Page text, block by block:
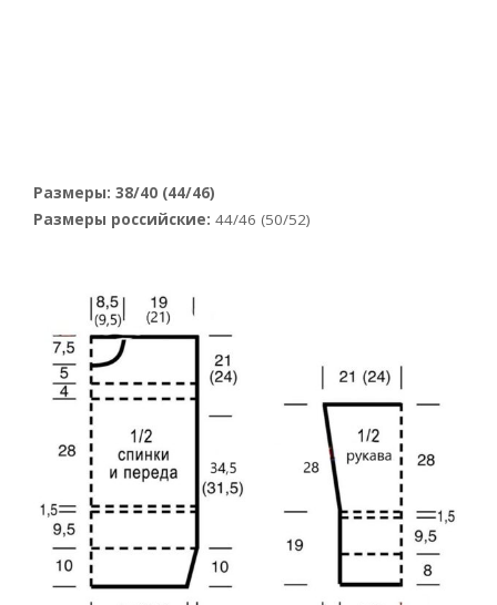
Размеры: 38/40 (44/46)
Размеры российские: 44/46 (50/52)